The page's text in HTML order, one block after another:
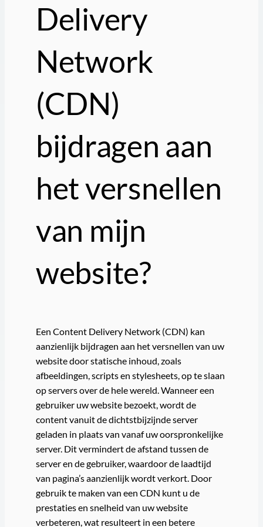
Delivery
Network
(CDN)
bijdragen aan
het versnellen
van mijn
website?
Een Content Delivery Network (CDN) kan
aanzienlijk bijdragen aan het versnellen van uw
website door statische inhoud, zoals
afbeeldingen, scripts en stylesheets, op te slaan
op servers over de hele wereld. Wanneer een
gebruiker uw website bezoekt, wordt de
content vanuit de dichtstbijzijnde server
geladen in plaats van vanaf uw oorspronkelijke
server. Dit vermindert de afstand tussen de
server en de gebruiker, waardoor de laadtijd
van pagina’s aanzienlijk wordt verkort. Door
gebruik te maken van een CDN kunt u de
prestaties en snelheid van uw website
verbeteren, wat resulteert in een betere